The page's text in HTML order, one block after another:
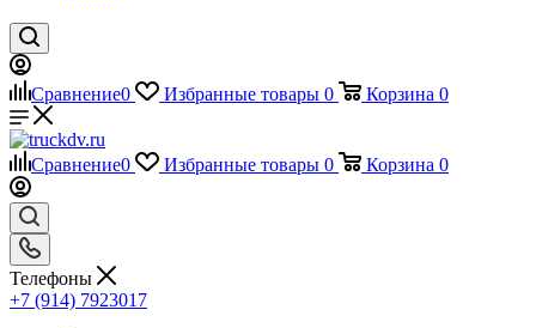
Сравнение0 Избранные товары 0 Корзина 0
Сравнение0 Избранные товары 0 Корзина 0
Телефоны
+7 (914) 7923017